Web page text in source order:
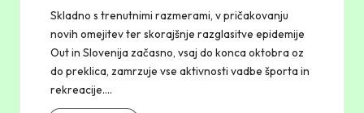
Skladno s trenutnimi razmerami, v pričakovanju
novih omejitev ter skorajšnje razglasitve epidemije
Out in Slovenija začasno, vsaj do konca oktobra oz
do preklica, zamrzuje vse aktivnosti vadbe športa in
rekreacije.…